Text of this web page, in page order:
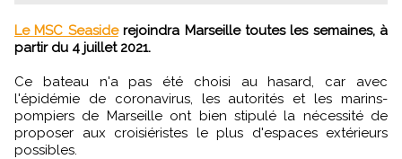
Le MSC Seaside rejoindra Marseille toutes les semaines, à
partir du 4 juillet 2021.
Ce bateau n'a pas été choisi au hasard, car avec
l'épidémie de coronavirus, les autorités et les marins-
pompiers de Marseille ont bien stipulé la nécessité de
proposer aux croisiéristes le plus d'espaces extérieurs
possibles.